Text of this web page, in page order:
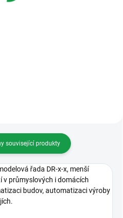
související produkty
řada DR-x-x, menší
v průmyslových i domácích
budov, automatizaci výroby